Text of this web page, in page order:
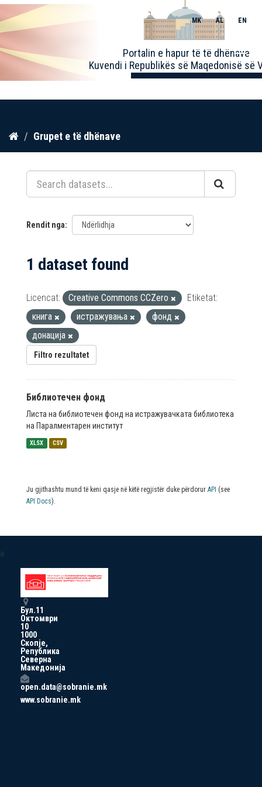
Kalo
përmbajtja
Portalin e hapur të të dhënave
Kuvendi i Republikës së Maqedonisë së
MK AL EN
Toggle
Grupet e të dhënave
Rendit nga
1 dataset found
Licencat: Creative Commons CCZero
Etiketat:
книга
истражувања
фонд
донација
Filtro rezultatet
Библиотечен фонд
Листа на библиотечен фонд на истражувачката библиотека
на Паралментарен институт
XLSX CSV
Ju gjithashtu mund të keni qasje në këtë regjistër duke përdorur API (see
API Docs).
a
Бул.11
Октомври
10
1000
Скопје,
Република
Северна
Македонија
open.data@sobranie.mk
www.sobranie.mk